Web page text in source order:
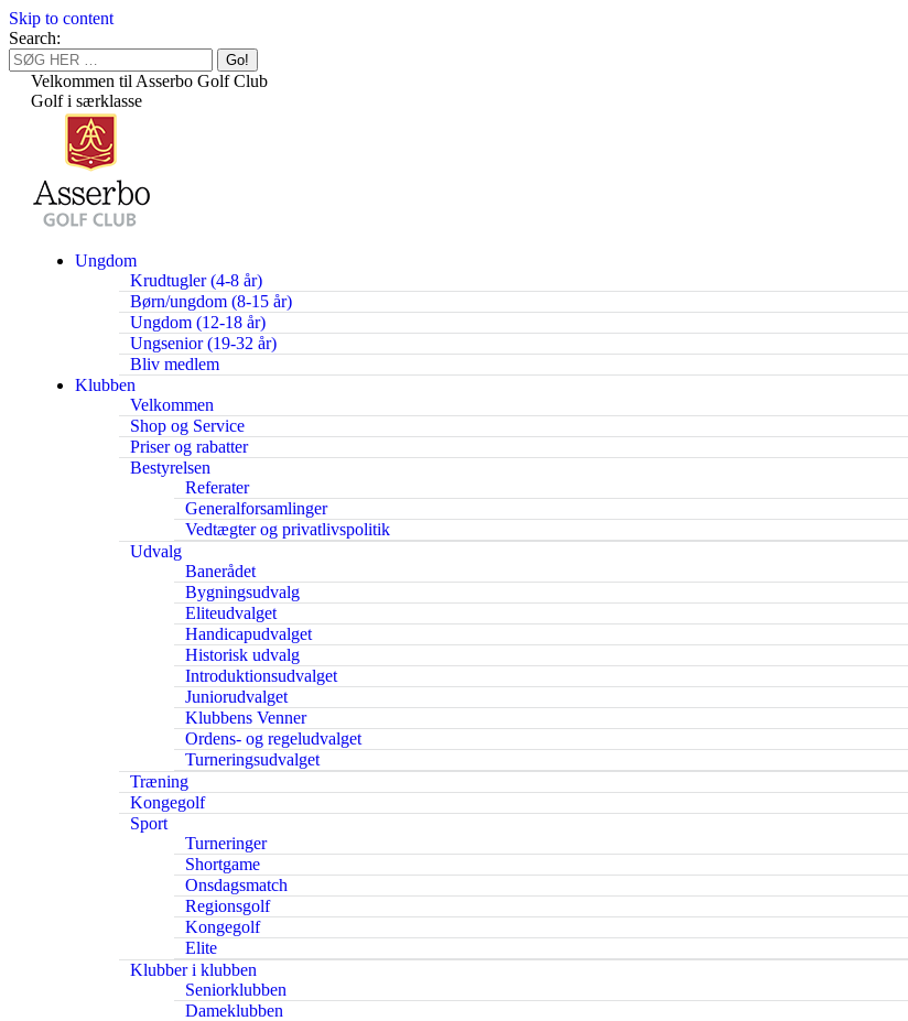
Skip to content
Search:
Velkommen til Asserbo Golf Club
Golf i særklasse
Ungdom
Krudtugler (4-8 år)
Børn/ungdom (8-15 år)
Ungdom (12-18 år)
Ungsenior (19-32 år)
Bliv medlem
Klubben
Velkommen
Shop og Service
Priser og rabatter
Bestyrelsen
Referater
Generalforsamlinger
Vedtægter og privatlivspolitik
Udvalg
Banerådet
Bygningsudvalg
Eliteudvalget
Handicapudvalget
Historisk udvalg
Introduktionsudvalget
Juniorudvalget
Klubbens Venner
Ordens- og regeludvalget
Turneringsudvalget
Træning
Kongegolf
Sport
Turneringer
Shortgame
Onsdagsmatch
Regionsgolf
Kongegolf
Elite
Klubber i klubben
Seniorklubben
Dameklubben